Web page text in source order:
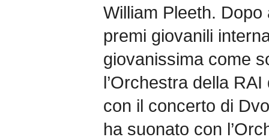
William Pleeth.
premi giovanili
giovanissima come
l’Orchestra della
con il concerto di
ha suonato con